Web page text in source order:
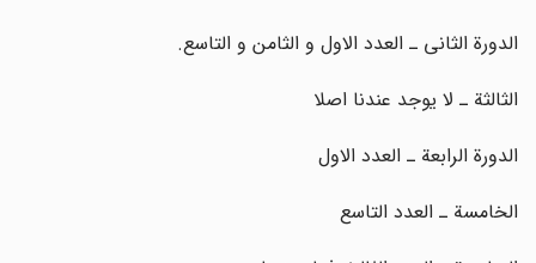
الدورة الثانی ـ العدد الاول و الثامن و التاسع.
الثالثة ـ لا یوجد عندنا اصلا
الدورة الرابعة ـ العدد الاول
الخامسة ـ العدد التاسع